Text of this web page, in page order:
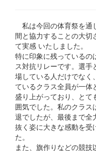
私は今回の体育祭を通
間と協力することの大切
て実感 いたしました。
特に印象に残っているの
ス対抗リレーです。選手
場している人だけでなく
ているクラス全員が一体
盛り上がっており、とて
囲気でした。私のクラス
退でしたが、最後まで全
抜く姿に大きな感動を受
た。
また、旗作りなどの競